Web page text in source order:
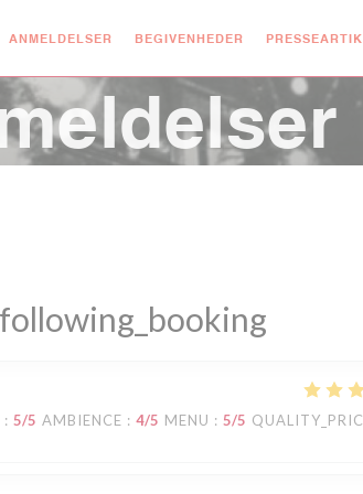
ANMELDELSER BEGIVENHEDER
: 5/5 AMBIENCE : 4/5 MENU : 5/5